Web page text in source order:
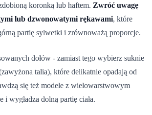
koronką lub haftem. Zwróć uwagę
lub dzwonowatymi rękawami, które
partię sylwetki i zrównoważą proporcje.
dołów - zamiast tego wybierz suknie
talia), które delikatnie opadają od
się też modele z wielowarstwowym
i wygładza dolną partię ciała.